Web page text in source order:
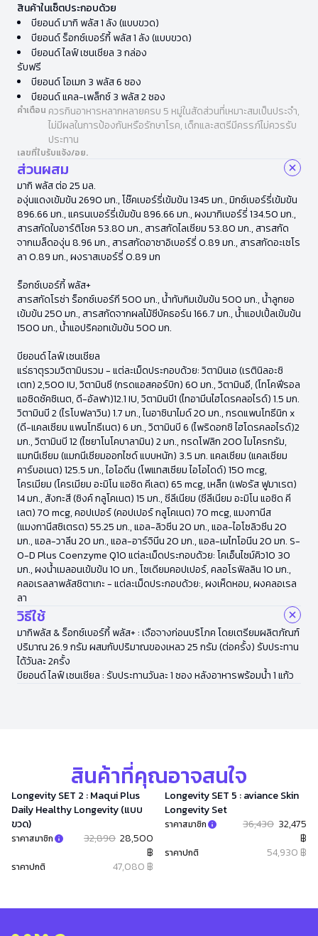
สินค้าในเซ็ตประกอบด้วย
บียอนด์ มากิ พลัส 1 ลัง (แบบขวด)
บียอนด์ ร็อกซ์เบอร์กี้ พลัส 1 ลัง (แบบขวด)
บียอนด์ ไลฟ์ เซนเชียล 3 กล่อง
รับฟรี
บียอนด์ โอเมก 3 พลัส 6 ซอง
บียอนด์ แคล-เพล็กซ์ 3 พลัส 2 ซอง
คำเตือน ควรกินอาหารหลากหลายครบ 5 หมู่ในสัดส่วนที่เหมาะสมเป็นประจำ,
ไม่มีผลในการป้องกันหรือรักษาโรค, เด็กและสตรีมีครรภ์ไม่ควรรับ
ประทาน
เลขที่ใบรับแจ้ง/อย.
ส่วนผสม
มากิ พลัส ต่อ 25 มล.
องุ่นแดงเข้มข้น 2690 มก., โช๊คเบอร์รี่เข้มข้น 1345 มก., มิกซ์เบอร์รี่เข้มข้น
896.66 มก., แครนเบอร์รี่เข้มข้น 896.66 มก., ผงมากิเบอร์รี่ 134.50 มก.,
สารสกัดใบอาร์ติโชค 53.80 มก., สารสกัดไลเซียม 53.80 มก., สารสกัด
จากเมล็ดองุ่น 8.96 มก., สารสกัดอาซาอิเบอร์รี่ 0.89 มก., สารสกัดอะเซโร
ลา 0.89 มก., ผงราสเบอร์รี่ 0.89 มก
ร็อกซ์เบอร์กี้ พลัส+
สารสกัดโรซ่า ร็อกซ์เบอร์กี 500 มก., น้ำทับทิมเข้มข้น 500 มก., น้ำลูกยอ
เข้มข้น 250 มก., สารสกัดจากผลไม้ซีบัคธอร์น 166.7 มก., น้ำแอปเปิ้ลเข้มข้น
1500 มก., น้ำแอปริคอทเข้มข้น 500 มก.
บียอนด์ ไลฟ์ เซนเชียล
แร่ธาตุรวมวิตามินรวม - แต่ละเม็ดประกอบด้วย: วิตามินเอ (เรตินิลอะซิ
เตท) 2,500 IU, วิตามินซี (กรดแอสคอร์บิก) 60 มก., วิตามินอี, (โทโคฟีรอล
แอซิดซัคซิเนต, ดี-อัลฟา)12.1 IU, วิตามินบี1 (ไทอามีนไฮโดรคลอไรด์) 1.5 มก.
วิตามินบี 2 (ไรโบฟลาวิน) 1.7 มก., ไนอาซินาไมด์ 20 มก., กรดแพนโทธีนิก x
(ดี-แคลเซียม แพนโทธีเนต) 6 มก., วิตามินบี 6 (ไพริดอกซิ ไฮโดรคลอไรด์)2
มก., วิตามินบี 12 (ไซยาโนโคบาลามิน) 2 มก., กรดโฟลิก 200 ไมโครกรัม,
แมกนีเซียม (แมกนีเซียมออกไซด์ แบบหนัก) 3.5 มก. แคลเซียม (แคลเซียม
คาร์บอเนต) 125.5 มก., ไอโอดีน (โพแทสเซียม ไอโอไดด์) 150 mcg,
โครเมียม (โครเมียม อะมิโน แอซิด คีเลต) 65 mcg, เหล็ก (เฟอรัส ฟูมาเรต)
14 มก., สังกะสี (ซิงค์ กลูโคเนต) 15 มก., ซีลีเนียม (ซีลีเนียม อะมิโน แอซิด คี
เลต) 70 mcg, คอปเปอร์ (คอปเปอร์ กลูโคเนต) 70 mcg, แมงกานีส
(แมงกานีสซิเตรต) 55.25 มก., แอล-ลิวซีน 20 มก., แอล-ไอโซลิวซีน 20
มก., แอล-วาลีน 20 มก., แอล-อาร์จินีน 20 มก., แอล-เมไทโอนีน 20 มก. S-
O-D Plus Coenzyme Q10 แต่ละเม็ดประกอบด้วย: โคเอ็นไซม์คิว10 30
มก., ผงน้ำเมลอนเข้มข้น 10 มก., โซเดียมคอปเปอร์, คลอโรฟิลลิน 10 มก.,
คลอเรลลาพลัสชิตาเกะ - แต่ละเม็ดประกอบด้วย:, ผงเห็ดหอม, ผงคลอเรล
ลา
วิธีใช้
มากิพลัส & ร็อกซ์เบอร์กี้ พลัส+ : เจือจางก่อนบริโภค โดยเตรียมผลิตภัณฑ์
ปริมาณ 26.9 กรัม ผสมกับปริมาณของเหลว 25 กรัม (ต่อครั้ง) รับประทาน
ได้วันละ 2ครั้ง
บียอนด์ ไลฟ์ เซนเชียล : รับประทานวันละ 1 ซอง หลังอาหารพร้อมน้ำ 1 แก้ว
สินค้าที่คุณอาจสนใจ
Longevity SET 2 : Maqui Plus
Daily Healthy Longevity (แบบ
ขวด)
ราคาสมาชิก 32,890 28,500
฿
ราคาปกติ 47,080 ฿
Longevity SET 5 : aviance Skin
Longevity Set
ราคาสมาชิก 36,430 32,475
฿
ราคาปกติ 54,930 ฿